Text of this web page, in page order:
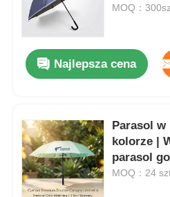
Dom
O nas
pełnym
MOQ：
Najlepsza cena
Parasol w
kolorze |
parasol
gwarancją
MOQ：24